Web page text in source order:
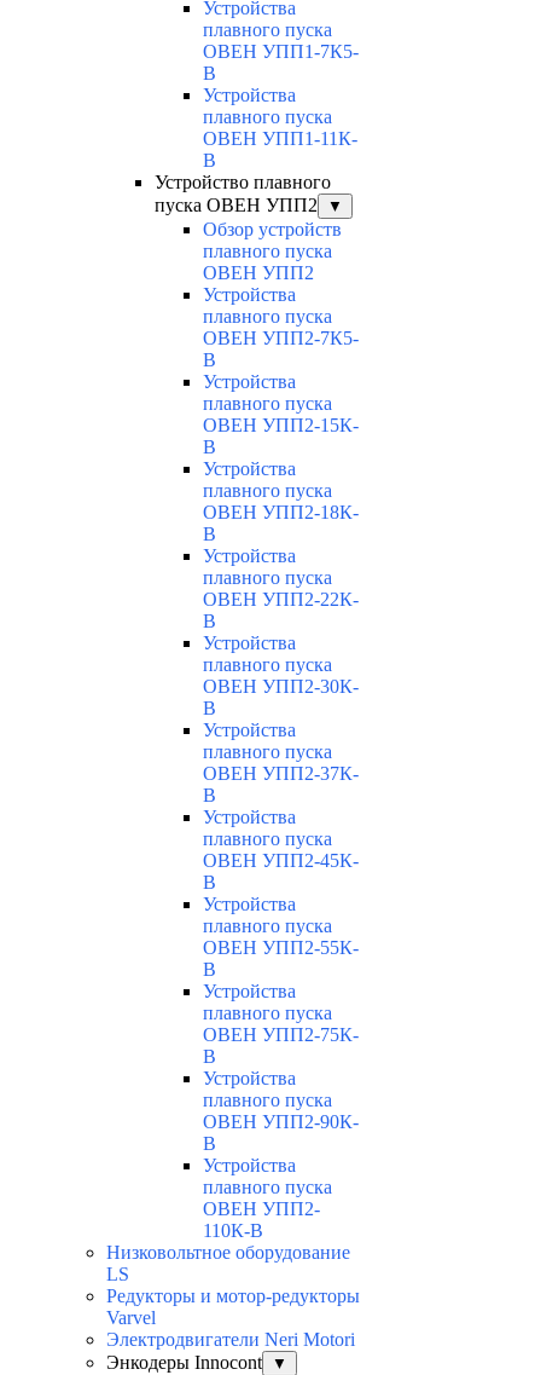
Устройства
плавного пуска
ОВЕН УПП1-7К5-
В
Устройства
плавного пуска
ОВЕН УПП1-11К-
В
Устройство плавного
пуска ОВЕН УПП2
▼
Обзор устройств
плавного пуска
ОВЕН УПП2
Устройства
плавного пуска
ОВЕН УПП2-7К5-
В
Устройства
плавного пуска
ОВЕН УПП2-15К-
В
Устройства
плавного пуска
ОВЕН УПП2-18К-
В
Устройства
плавного пуска
ОВЕН УПП2-22К-
В
Устройства
плавного пуска
ОВЕН УПП2-30К-
В
Устройства
плавного пуска
ОВЕН УПП2-37К-
В
Устройства
плавного пуска
ОВЕН УПП2-45К-
В
Устройства
плавного пуска
ОВЕН УПП2-55К-
В
Устройства
плавного пуска
ОВЕН УПП2-75К-
В
Устройства
плавного пуска
ОВЕН УПП2-90К-
В
Устройства
плавного пуска
ОВЕН УПП2-
110К-В
Низковольтное оборудование
LS
Редукторы и мотор-редукторы
Varvel
Электродвигатели Neri Motori
Энкодеры Innocont
▼